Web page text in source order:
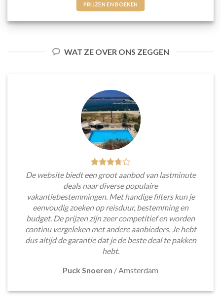
PRIJZEN EN BOEKEN
WAT ZE OVER ONS ZEGGEN
De website biedt een groot aanbod van lastminute
deals naar diverse populaire
vakantiebestemmingen. Met handige filters kun je
eenvoudig zoeken op reisduur, bestemming en
budget. De prijzen zijn zeer competitief en worden
continu vergeleken met andere aanbieders. Je hebt
dus altijd de garantie dat je de beste deal te pakken
hebt.
Puck Snoeren /Amsterdam